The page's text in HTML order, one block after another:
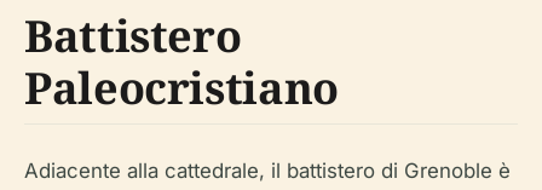
Battistero
Paleocristiano
Adiacente alla cattedrale, il battistero di Grenoble è